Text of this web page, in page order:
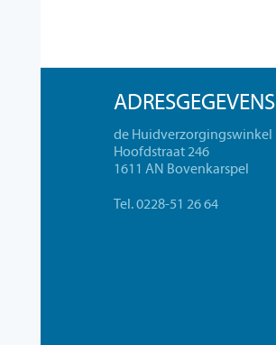
ADRESGEGEVENS
de Huidverzorgingswinkel
Hoofdstraat 246
1611 AN Bovenkarspel
Tel. 0228-51 26 64